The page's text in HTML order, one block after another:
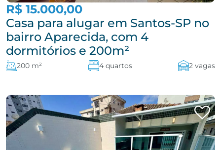
R$ 15.000,00
Casa para alugar em Santos-SP no
bairro Aparecida, com 4
dormitórios e 200m²
200 m² 4 quartos 2 vagas